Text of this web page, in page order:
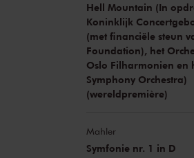
Hell Mountain (In
Koninklijk
(met financiële steun
Foundation), het
Oslo Filharmonien en
Symphony Orchestra)
(wereldpremière)
Mahler
Symfonie nr. 1 in D